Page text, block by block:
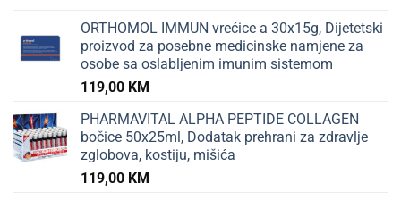
ORTHOMOL IMMUN vrećice a 30x15g, Dijetetski
proizvod za posebne medicinske namjene za
osobe sa oslabljenim imunim sistemom
119,00 KM
PHARMAVITAL ALPHA PEPTIDE COLLAGEN
bočice 50x25ml, Dodatak prehrani za zdravlje
zglobova, kostiju, mišića
119,00 KM